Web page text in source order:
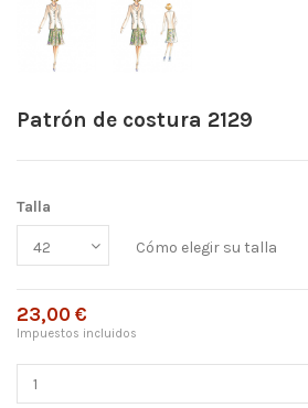
Patrón de costura 2129
Talla
Cómo elegir su talla
23,00 €
Impuestos incluidos